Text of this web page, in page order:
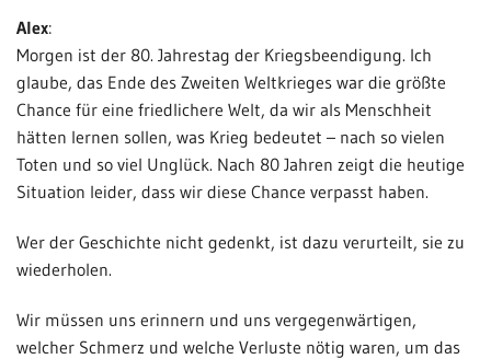
Alex:
Morgen ist der 80. Jahrestag der Kriegsbeendigung. Ich
glaube, das Ende des Zweiten Weltkrieges war die größte
Chance für eine friedlichere Welt, da wir als Menschheit
hätten lernen sollen, was Krieg bedeutet – nach so vielen
Toten und so viel Unglück. Nach 80 Jahren zeigt die heutige
Situation leider, dass wir diese Chance verpasst haben.
Wer der Geschichte nicht gedenkt, ist dazu verurteilt, sie zu
wiederholen.
Wir müssen uns erinnern und uns vergegenwärtigen,
welcher Schmerz und welche Verluste nötig waren, um das